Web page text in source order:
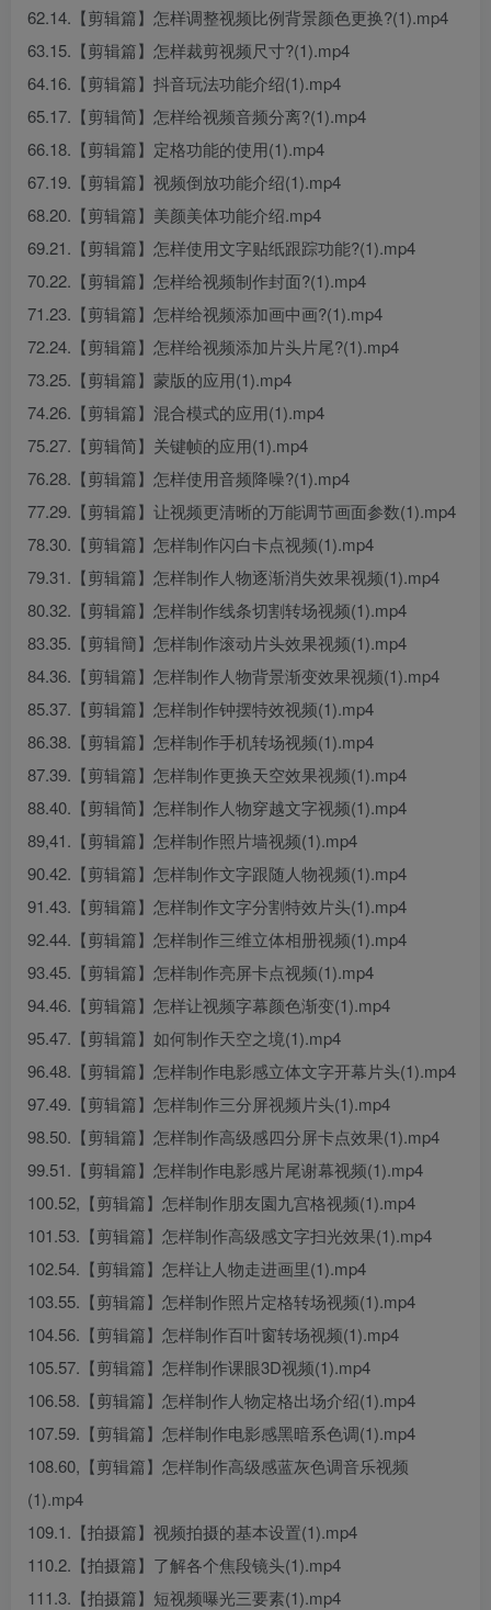
62.14.【剪辑篇】怎样调整视频比例背景颜色更换?(1).mp4
63.15.【剪辑篇】怎样裁剪视频尺寸?(1).mp4
64.16.【剪辑篇】抖音玩法功能介绍(1).mp4
65.17.【剪辑简】怎样给视频音频分离?(1).mp4
66.18.【剪辑篇】定格功能的使用(1).mp4
67.19.【剪辑篇】视频倒放功能介绍(1).mp4
68.20.【剪辑篇】美颜美体功能介绍.mp4
69.21.【剪辑篇】怎样使用文字贴纸跟踪功能?(1).mp4
70.22.【剪辑篇】怎样给视频制作封面?(1).mp4
71.23.【剪辑篇】怎样给视频添加画中画?(1).mp4
72.24.【剪辑篇】怎样给视频添加片头片尾?(1).mp4
73.25.【剪辑篇】蒙版的应用(1).mp4
74.26.【剪辑篇】混合模式的应用(1).mp4
75.27.【剪辑简】关键帧的应用(1).mp4
76.28.【剪辑篇】怎样使用音频降噪?(1).mp4
77.29.【剪辑篇】让视频更清晰的万能调节画面参数(1).mp4
78.30.【剪辑篇】怎样制作闪白卡点视频(1).mp4
79.31.【剪辑篇】怎样制作人物逐渐消失效果视频(1).mp4
80.32.【剪辑篇】怎样制作线条切割转场视频(1).mp4
83.35.【剪辑簡】怎样制作滚动片头效果视频(1).mp4
84.36.【剪辑篇】怎样制作人物背景渐变效果视频(1).mp4
85.37.【剪辑篇】怎样制作钟摆特效视频(1).mp4
86.38.【剪辑篇】怎样制作手机转场视频(1).mp4
87.39.【剪辑篇】怎样制作更换天空效果视频(1).mp4
88.40.【剪辑简】怎样制作人物穿越文字视频(1).mp4
89,41.【剪辑篇】怎样制作照片墙视频(1).mp4
90.42.【剪辑篇】怎样制作文字跟随人物视频(1).mp4
91.43.【剪辑篇】怎样制作文字分割特效片头(1).mp4
92.44.【剪辑篇】怎样制作三维立体相册视频(1).mp4
93.45.【剪辑篇】怎样制作亮屏卡点视频(1).mp4
94.46.【剪辑篇】怎样让视频字幕颜色渐变(1).mp4
95.47.【剪辑篇】如何制作天空之境(1).mp4
96.48.【剪辑篇】怎样制作电影感立体文字开幕片头(1).mp4
97.49.【剪辑篇】怎样制作三分屏视频片头(1).mp4
98.50.【剪辑篇】怎样制作高级感四分屏卡点效果(1).mp4
99.51.【剪辑篇】怎样制作电影感片尾谢幕视频(1).mp4
100.52,【剪辑篇】怎样制作朋友園九宫格视频(1).mp4
101.53.【剪辑篇】怎样制作高级感文字扫光效果(1).mp4
102.54.【剪辑篇】怎样让人物走进画里(1).mp4
103.55.【剪辑篇】怎样制作照片定格转场视频(1).mp4
104.56.【剪辑篇】怎样制作百叶窗转场视频(1).mp4
105.57.【剪辑篇】怎样制作课眼3D视频(1).mp4
106.58.【剪辑篇】怎样制作人物定格出场介绍(1).mp4
107.59.【剪辑篇】怎样制作电影感黑暗系色调(1).mp4
108.60,【剪辑篇】怎样制作高级感蓝灰色调音乐视频
(1).mp4
109.1.【拍摄篇】视频拍摄的基本设置(1).mp4
110.2.【拍摄篇】了解各个焦段镜头(1).mp4
111.3.【拍摄篇】短视频曝光三要素(1).mp4